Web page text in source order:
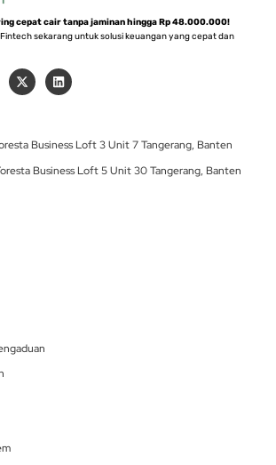
cepat cair tanpa jaminan hingga Rp 48.000.000!
sekarang untuk solusi keuangan yang cepat dan
X
-
t
t
r
L
i
n
i
Business Loft 3 Unit 7 Tangerang, Banten
Business Loft 5 Unit 30 Tangerang, Banten